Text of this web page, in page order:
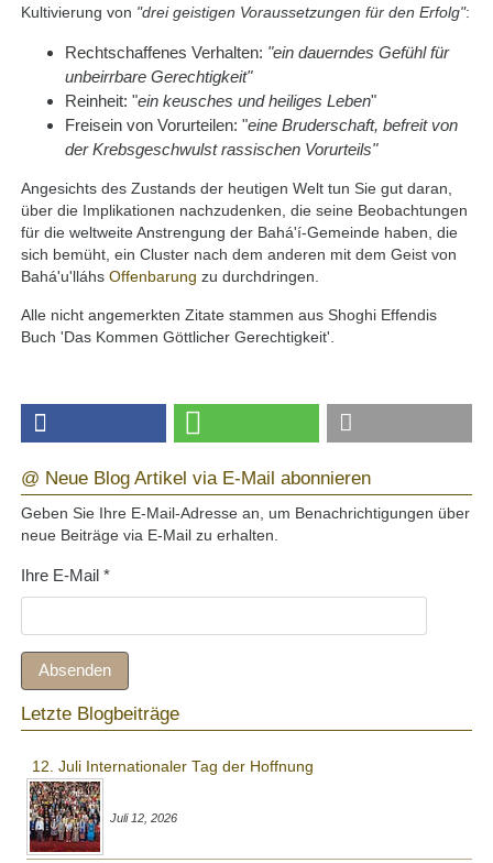
Kultivierung von "drei geistigen Voraussetzungen für den Erfolg":
Rechtschaffenes Verhalten: "ein dauerndes Gefühl für
unbeirrbare Gerechtigkeit"
Reinheit: "ein keusches und heiliges Leben"
Freisein von Vorurteilen: "eine Bruderschaft, befreit von
der Krebsgeschwulst rassischen Vorurteils"
Angesichts des Zustands der heutigen Welt tun Sie gut daran,
über die Implikationen nachzudenken, die seine Beobachtungen
für die weltweite Anstrengung der Bahá'í-Gemeinde haben, die
sich bemüht, ein Cluster nach dem anderen mit dem Geist von
Bahá'u'lláhsOffenbarung zu durchdringen.
Alle nicht angemerkten Zitate stammen aus Shoghi Effendis
Buch 'Das Kommen Göttlicher Gerechtigkeit'.
@ Neue Blog Artikel via E-Mail abonnieren
Geben Sie Ihre E-Mail-Adresse an, um Benachrichtigungen über
neue Beiträge via E-Mail zu erhalten.
Ihre E-Mail*
Absenden
Letzte Blogbeiträge
12. Juli Internationaler Tag der Hoffnung
Juli 12, 2026